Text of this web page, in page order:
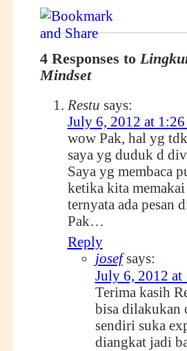
4 Responses to
Mindset
Restu says:
July 6, 2012 at
wow Pak, hal yg
saya yg duduk d
Saya yg membaca
ketika kita
ternyata ada pesan
Pak…
Reply
josef says:
July 6, 2012 at
Terima kasih
bisa dilakukan
sendiri suka
diangkat jadi